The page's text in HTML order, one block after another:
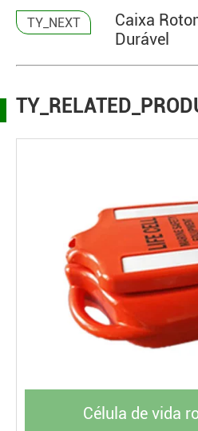
TY_NEXT
Caixa
Durável
Célula de vida